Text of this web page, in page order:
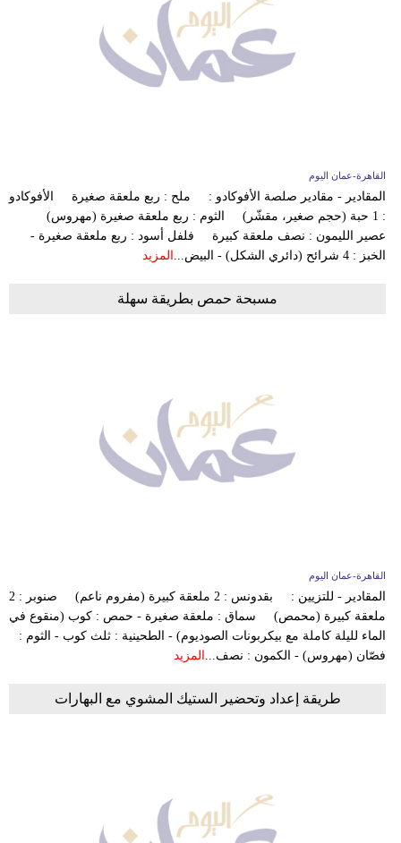
القاهرة-عمان اليوم
المقادير - مقادير صلصة الأفوكادو : ملح : ربع ملعقة صغيرة الأفوكادو
: 1 حبة (حجم صغير، مقشّر) الثوم : ربع ملعقة صغيرة (مهروس)
عصير الليمون : نصف ملعقة كبيرة فلفل أسود : ربع ملعقة صغيرة -
الخبز : 4 شرائح (دائري الشكل) - البيض...
المزيد
مسبحة حمص بطريقة سهلة
القاهرة-عمان اليوم
المقادير - للتزيين : بقدونس : 2 ملعقة كبيرة (مفروم ناعم) صنوبر : 2
ملعقة كبيرة (محمص) سماق : ملعقة صغيرة - حمص : كوب (منقوع في
الماء لليلة كاملة مع بيكربونات الصوديوم) - الطحينية : ثلث كوب - الثوم :
فصّان (مهروس) - الكمون : نصف... المزيد
طريقة إعداد وتحضير الستيك المشوي مع البهارات